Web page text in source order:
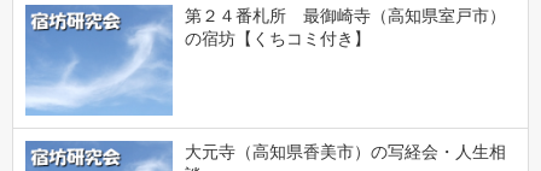
第２４番札所 最御崎寺（高知県室戸市）
の宿坊【くちコミ付き】
大元寺（高知県香美市）の写経会・人生相